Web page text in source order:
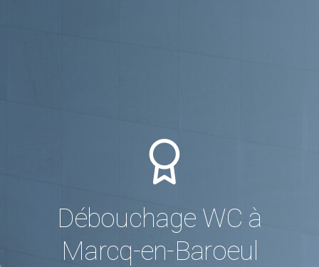
Débouchage WC à
Marcq-en-Baroeul